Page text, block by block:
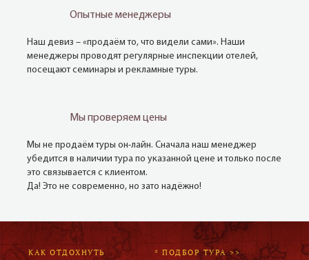
Опытные менеджеры
Наш девиз – «продаём то, что видели сами». Наши
менеджеры проводят регулярные инспекции отелей,
посещают семинары и рекламные туры.
Мы проверяем цены
Мы не продаём туры он-лайн. Сначала наш менеджер
убедится в наличии тура по указанной цене и только после
это связывается с клиентом.
Да! Это не современно, но зато надёжно!
КАК ОТДОХНУТЬ * ПОДБОР ТУРА >>